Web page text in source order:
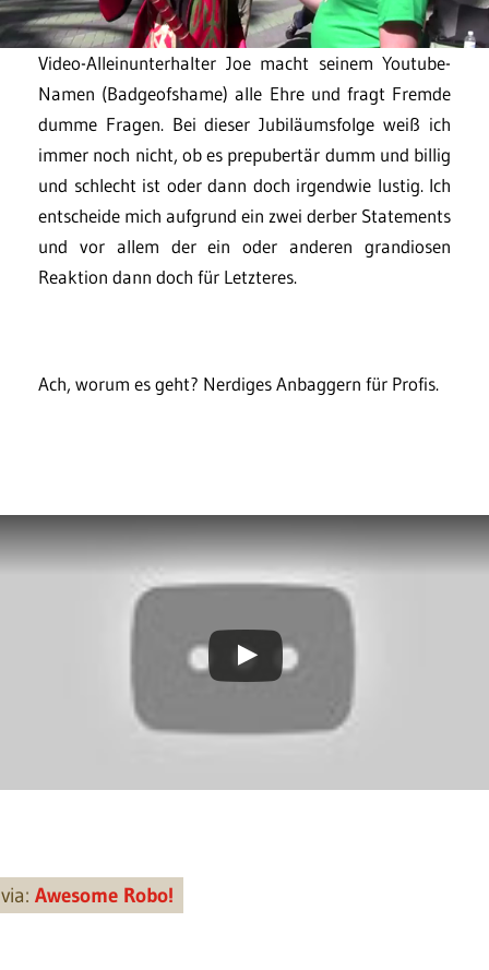
Video-Alleinunterhalter Joe macht seinem Youtube-
Namen (Badgeofshame) alle Ehre und fragt Fremde
dumme Fragen. Bei dieser Jubiläumsfolge weiß ich
immer noch nicht, ob es prepubertär dumm und billig
und schlecht ist oder dann doch irgendwie lustig. Ich
entscheide mich aufgrund ein zwei derber Statements
und vor allem der ein oder anderen grandiosen
Reaktion dann doch für Letzteres.
Ach, worum es geht? Nerdiges Anbaggern für Profis.
via: Awesome Robo!